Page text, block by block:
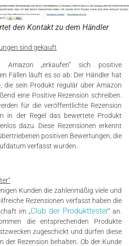
den Kontakt zu dem Händler
sind gekauft
„erkaufen“ sich positive
Fällen läuft es so ab: Der Händler hat
die sein Produkt regulär über Amazon
eine Positive Rezension schreiben.
für die veröffentlichte Rezension
in der Regel das bewertete Produkt
dazu. Diese Rezensionen erkennt
positiven Bewertungen, die
verfasst wurden.
Kunden die zahlenmäßig viele und
Rezensionen verfasst haben die
im „Club der Produkttester“ an.
die entsprechenden Produkte
zugeschickt und dürfen diese
der Rezension behalten. Ob der Kunde